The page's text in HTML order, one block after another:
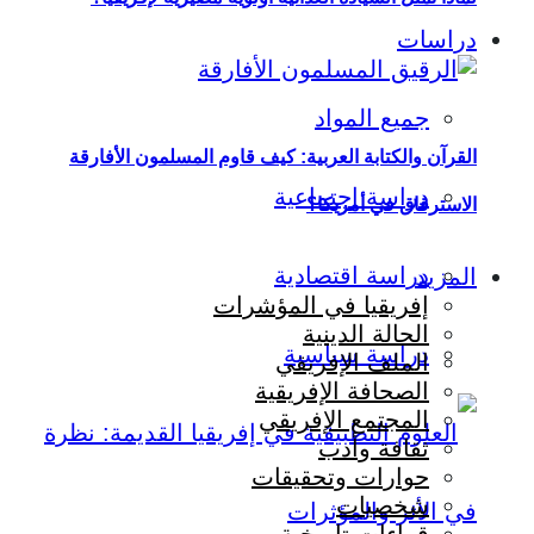
دراسات
جميع المواد
دراسة اجتماعية
دراسة اقتصادية
دراسة سياسية
القرآن والكتابة العربية: كيف قاوم المسلمون الأفارقة
الاسترقاق في أمريكا؟
المزيد
إفريقيا في المؤشرات
الحالة الدينية
الملف الإفريقي
الصحافة الإفريقية
المجتمع الإفريقي
ثقافة وأدب
حوارات وتحقيقات
شخصيات